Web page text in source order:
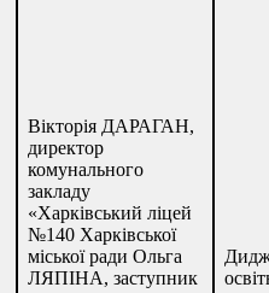
Вікторія ДАРАГАН,
директор
комунального
закладу
«Харківський ліцей
№140 Харківської
міської ради Ольга
ЛЯПІНА, заступник